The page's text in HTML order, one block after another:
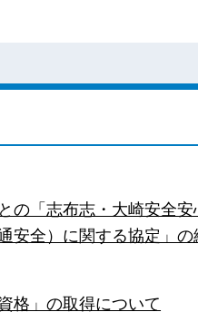
の「志布志・大崎安全
安全）に関する協定」の
格」の取得について